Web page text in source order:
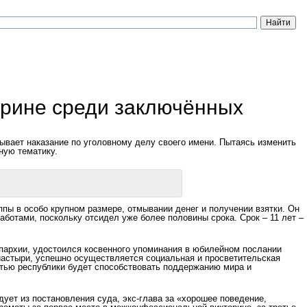
среди заключённых
наказание по уголовному делу своего имени. Пытаясь изменить
тематику.
в особо крупном размере, отмывании денег и получении взятки. Он
поскольку отсидел уже более половины срока. Срок – 11 лет –
удостоился косвенного упоминания в юбилейном послании
успешно осуществляется социальная и просветительская
республики будет способствовать поддержанию мира и
из постановления суда, экс-глава за «хорошее поведение,